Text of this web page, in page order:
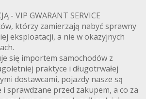
- VIP GWARANT SERVICE
którzy zamierzają nabyć sprawny
eksploatacji, a nie w okazyjnych
się importem samochodów z
praktyce i długotrwałej
dostawcami, pojazdy nasze są
sprawdzane przed zakupem, a co za